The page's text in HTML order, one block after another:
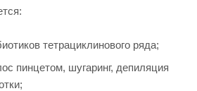
тетрациклинового ряда;
пинцетом, шугаринг, депиляция